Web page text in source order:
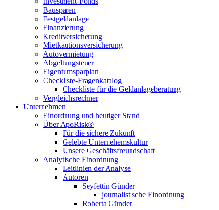
Bausparen
Festgeldanlage
Finanzierung
Kreditversicherung
Mietkautionsversicherung
Autovermietung
Abgeltungsteuer
Eigentumsparplan
Checkliste-Fragenkatalog
Checkliste für die Geldanlageberatung
Vergleichsrechner
Unternehmen
Einordnung und heutiger Stand
Über ApoRisk®
Für die sichere Zukunft
Gelebte Unternehemskultur
Unsere Geschäftsfreundschaft
Analytische Einordnung
Leitlinien der Analyse
Autoren
Seyfettin Günder
journalistische Einordnung
Roberta Günder